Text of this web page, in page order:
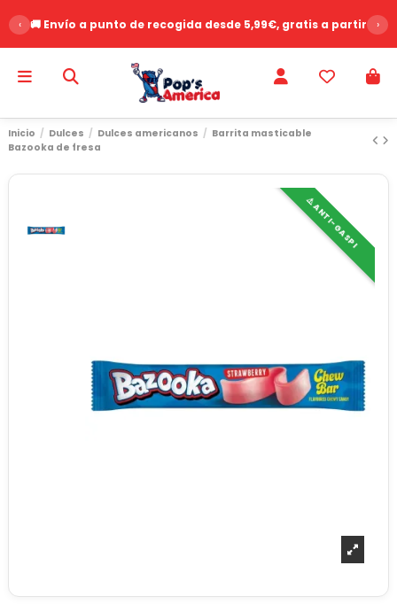
‹ 🚚 Envío a punto de recogida desde 5,99€, gratis a partir de
›
Inicio Dulces Dulces americanos
Barrita masticable
Bazooka de fresa
⚠️ ANTI-GASPI